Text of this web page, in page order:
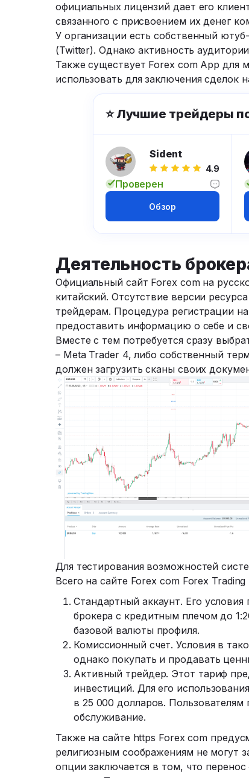
официальных лицензий дает его
связанного с присвоением их денег
У организации есть собственный
(Twitter). Однако активность
Также существует Forex com App для
использовать для заключения сделок
⭐ Лучшие трейдеры
Sident
4.9
Проверен
Обзор
Деятельность
Официальный сайт Forex com на
китайский. Отсутствие версии
трейдерам. Процедура регистрации
предоставить информацию о себе и
Вместе с тем потребуется сразу
– Meta Trader 4, либо собственный
должен загрузить сканы своих
Для тестирования возможностей
Всего на сайте Forex com Forex
Стандартный аккаунт. Его
брокера с кредитным плечом до
базовой валюты профиля.
Комиссионный счет. Условия в
однако покупать и продавать
Активный трейдер. Этот тариф
инвестиций. Для его
в 25 000 долларов.
обслуживание.
Также на сайте https Forex com
религиозным соображениям не могут
опции заключается в том, что